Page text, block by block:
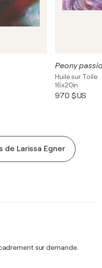
Peony
Huile sur Toile
16x20in
970 $US
Larissa Egner
sur demande.